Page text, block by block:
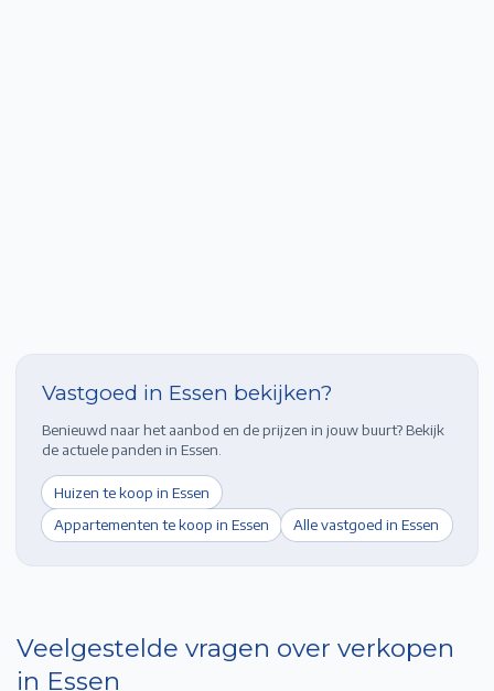
Vastgoed in Essen bekijken?
Benieuwd naar het aanbod en de prijzen in jouw buurt? Bekijk
de actuele panden in Essen
Huizen te koop in Essen
Appartementen te koop in Essen Alle vastgoed inEssen
Veelgestelde vragen over verkopen
in Essen